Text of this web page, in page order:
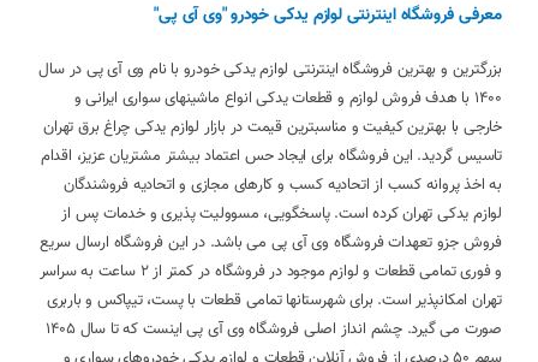
معرفی فروشگاه اینترنتی لوازم یدکی خودرو "وی آی پی"
بزرگترین و بهترین فروشگاه اینترنتی لوازم یدکی خودرو با نام وی آی پی در سال
1400 با هدف فروش لوازم و قطعات یدکی انواع ماشینهای سواری ایرانی و
خارجی با بهترین کیفیت و مناسبترین قیمت در بازار لوازم یدکی چراغ برق تهران
تاسیس گردید. این فروشگاه برای ایجاد حس اعتماد بیشتر مشتریان عزیز، اقدام
به اخذ پروانه کسب از اتحادیه کسب و کارهای مجازی و اتحادیه فروشندگان
لوازم یدکی تهران کرده است. پاسخگویی، مسوولیت پذیری و خدمات پس از
فروش جزو تعهدات فروشگاه وی آی پی می باشد. در این فروشگاه ارسال سریع
و فوری تمامی قطعات و لوازم موجود در فروشگاه در کمتر از 2 ساعت به سراسر
تهران امکانپذیر است. برای شهرستانها تمامی قطعات با پست، تیپاکس و باربری
صورت می گیرد. چشم انداز اصلی فروشگاه وی آی پی اینست که تا سال 1405